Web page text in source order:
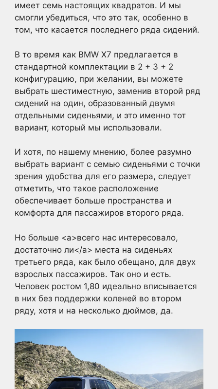
имеет семь настоящих квадратов. И мы
смогли убедиться, что это так, особенно в
том, что касается последнего ряда сидений.
В то время как BMW X7 предлагается в
стандартной комплектации в 2 + 3 + 2
конфигурацию, при желании, вы можете
выбрать шестиместную, заменив второй ряд
сидений на один, образованный двумя
отдельными сиденьями, и это именно тот
вариант, который мы использовали.
И хотя, по нашему мнению, более разумно
выбрать вариант с семью сиденьями с точки
зрения удобства для его размера, следует
отметить, что такое расположение
обеспечивает больше пространства и
комфорта для пассажиров второго ряда.
Но больше <a>всего нас интересовало,
достаточно ли</a> места на сиденьях
третьего ряда, как было обещано, для двух
взрослых пассажиров. Так оно и есть.
Человек ростом 1,80 идеально вписывается
в них без поддержки коленей во втором
ряду, хотя и на несколько дюймов, да.